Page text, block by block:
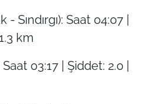
Sındırgı): Saat 04:07 |
km
03:17 | Şiddet: 2.0 |